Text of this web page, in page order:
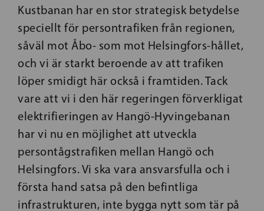
Kustbanan har en stor strategisk betydelse
speciellt för persontrafiken från regionen,
såväl mot Åbo- som mot Helsingfors-hållet,
och vi är starkt beroende av att trafiken
löper smidigt här också i framtiden. Tack
vare att vi i den här regeringen förverkligat
elektrifieringen av Hangö-Hyvingebanan
har vi nu en möjlighet att utveckla
persontågstrafiken mellan Hangö och
Helsingfors. Vi ska vara ansvarsfulla och i
första hand satsa på den befintliga
infrastrukturen, inte bygga nytt som tär på